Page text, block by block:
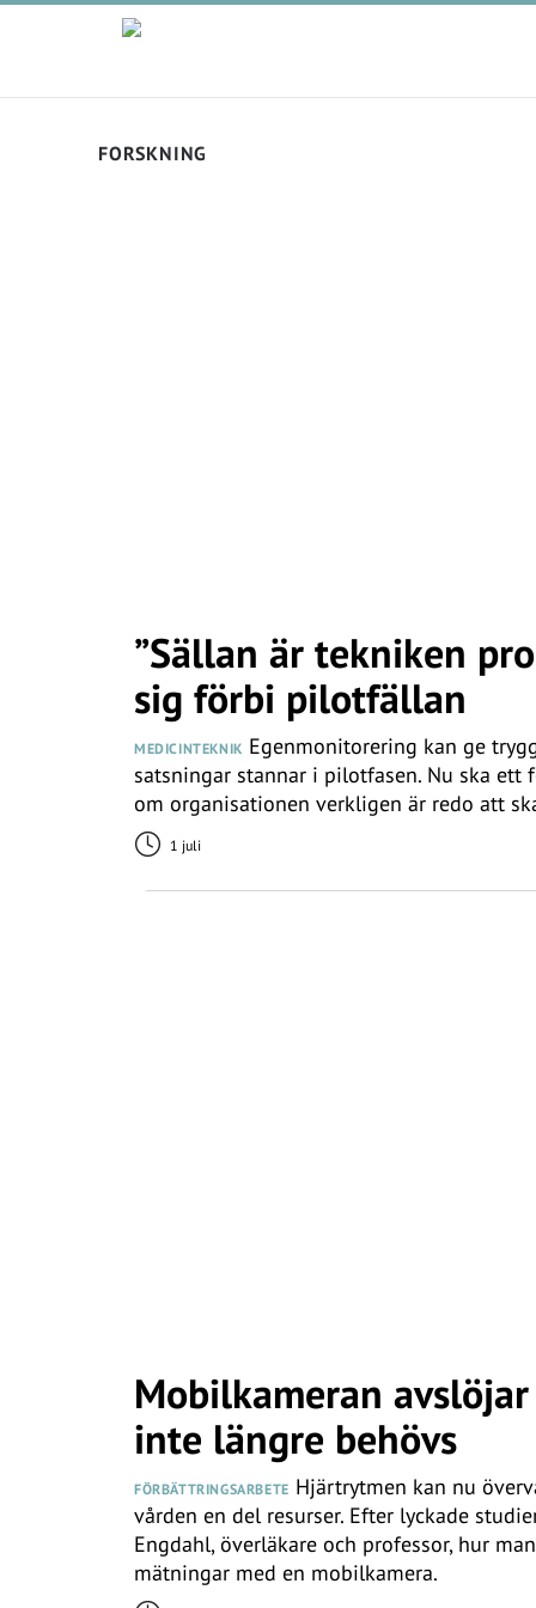
FORSKNING
”Sällan är tekniken
sig förbi pilotfällan
MEDICINTEKNIK Egenmonitorering kan ge
satsningar stannar i pilotfasen. Nu ska
om organisationen verkligen är redo att
1 juli
Mobilkameran
inte längre behövs
FÖRBÄTTRINGSARBETE Hjärtrytmen kan nu
vården en del resurser. Efter lyckade
Engdahl, överläkare och professor, hur
mätningar med en mobilkamera.